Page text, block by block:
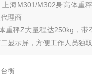
上海M301/M302身高体重
理商
重秤Z大量程达250kg，带
显示屏，方便工作人员独取
操作即可快速完成称中。
台衡